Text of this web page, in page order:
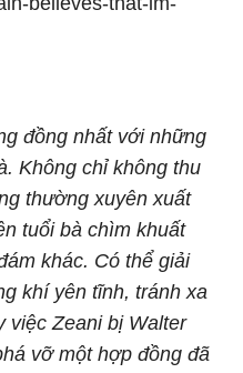
đồng nhất với những
Không chỉ không thu
thường xuyên xuất
tuổi bà chìm khuất
khác. Có thể giải
khí yên tĩnh, tránh xa
việc Zeani bị Walter
vỡ một hợp đồng đã